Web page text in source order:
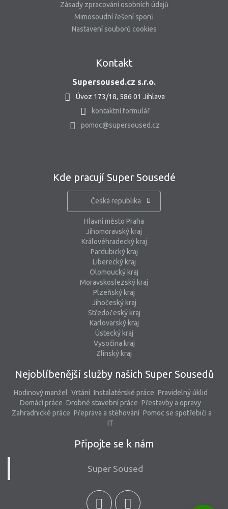
Zásady zpracování osobních údajů
Mimosoudní řešení sporů
Nastavení souborů cookies
Kontakt
Supersoused.cz s.r.o.
Úvoz 173/18, 586 01 Jihlava
kontaktní formulář
pomoc@supersoused.cz
Kde pracují Super Sousedé
Česká republika
Hlavní město Praha
Jihomoravský kraj
Královéhradecký kraj
Pardubický kraj
Liberecký kraj
Olomoucký kraj
Moravskoslezský kraj
Plzeňský kraj
Jihočeský kraj
Středočeský kraj
Karlovarský kraj
Ústecký kraj
Vysočina kraj
Zlínský kraj
Nejoblíbenější služby našich Super Sousedů
Hodinový manžel Vrtání Instalatérské práce Pravidelný úklid
Domácí práce Drobné stavební práce Přestavby a opravy
Zahradnické práce Přeprava a stěhování Pomoc se spotřebiči a
IT
Připojte se k nám
Super Soused